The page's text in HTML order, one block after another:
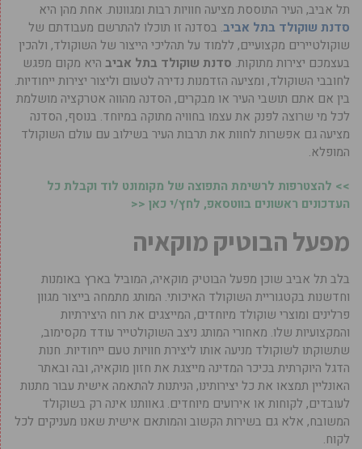
תל אביב, העיר התוססת מציעה חוויות רבות ומגוונות. אחת מהן היא
סדנת שוקולד בתל אביב. בסדנה זו תוכלו להתרשם מעבודתם של
שוקולטיירים מקצועיים, ללמוד על תהליכי הייצור של השוקולד, ולהכין
בעצמכם יצירות מתוקות. סדנת שוקולד בתל אביב היא מקום מפגש
לחובבי השוקולד, ומציעה הזדמנות נדירה לטעום וליצור יצירות ייחודיות.
בין אם אתם תושבי העיר או מבקרים, הסדנה מהווה אטרקציה מושלמת
לכל מי שרוצה לפנק את עצמו בחוויה מתוקה במיוחד. בנוסף, הסדנה
מציעה גם אפשרות לחוות את תרבות העיר בשילוב עם עולם השוקולד
המופלא.
>> להצטרפות לרשימת התפוצה של מקומונט לוד וקבלת כל
העדכונים ראשונים בווטסאפ, לחץ/י כאן <<
מפעל הבוטיק מוקאיה
בלב תל אביב שוכן מפעל הבוטיק מוקאיה, המוביל בארץ באומנות
וחדשנות בקטגוריית השוקולד האיכותי. המותג מתמחה בייצור מגוון
פרלינים ומוצרי שוקולד מיוחדים, המייצגים את רוח היצירתיות
והמקצועיות שלו. מאחורי המותג ניצב השוקולטייר עודד מקסימוב,
שתשוקתו לשוקולד מניעה אותו ליצירת חוויות טעם ייחודיות. חנות
הדגל היוקרתית בכיכר המדינה מייצגת את חזון מוקאיה, ובה ובאתר
האונליין תמצאו את כל יצירותינו, הניתנות להתאמה אישית עבור מתנות
לעובדים, לקוחות או אירועים מיוחדים. גאוותנו אינה רק בשוקולד
המשובח, אלא גם בשירות הקשוב והמותאם אישית שאנו מעניקים לכל
לקוח.